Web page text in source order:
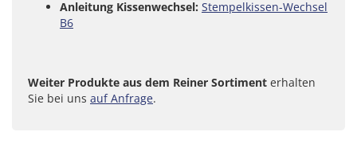
Anleitung Kissenwechsel: Stempelkissen-Wechsel
B6
Weiter Produkte aus dem Reiner Sortiment erhalten
Sie bei uns auf Anfrage.